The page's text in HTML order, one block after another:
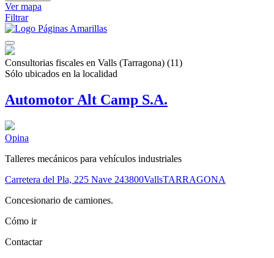
Ver mapa
Filtrar
Consultorias fiscales en Valls (Tarragona) (11)
Sólo ubicados en la localidad
Automotor Alt Camp S.A.
Opina
Talleres mecánicos para vehículos industriales
Carretera del Pla, 225 Nave 243800VallsTARRAGONA
Concesionario de camiones.
Cómo ir
Contactar